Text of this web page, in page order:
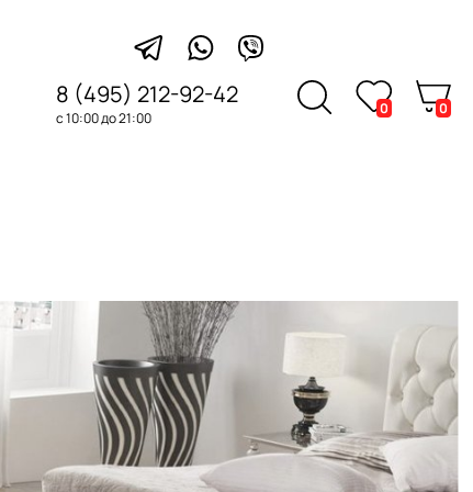
8 (495) 212-92-42
с 10:00 до 21:00
0 0